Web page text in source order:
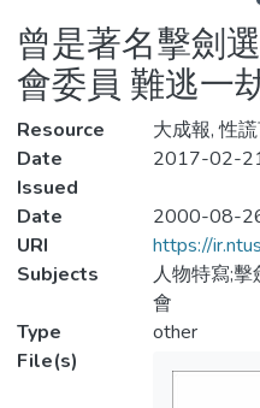
Statistics
曾是著名擊劍
會委員 難逃一
Resource
大成報, 性
Date
Issued
2017-02-
Date
2000-08-
URI
https://
Subjects
人物特寫;
會
Type
other
File(s)